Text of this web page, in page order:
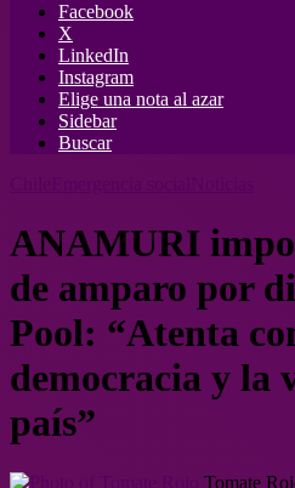
Facebook
X
LinkedIn
Instagram
Elige una nota al azar
Sidebar
Buscar
ANAMURI
de amparo por
Pool: “Atenta
democracia y la
país”
Tomate